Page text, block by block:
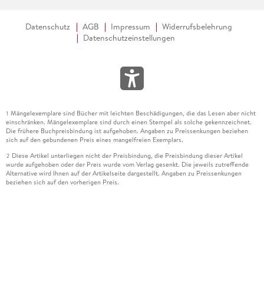
Datenschutz AGB Impressum
Widerrufsbelehrung
Datenschutzeinstellungen
1 Mängelexemplare sind Bücher mit leichten Beschädigungen, die das Lesen aber nicht
einschränken. Mängelexemplare sind durch einen Stempel als solche gekennzeichnet.
Die frühere Buchpreisbindung ist aufgehoben. Angaben zu Preissenkungen beziehen
sich auf den gebundenen Preis eines mangelfreien Exemplars.
2 Diese Artikel unterliegen nicht der Preisbindung, die Preisbindung dieser Artikel
wurde aufgehoben oder der Preis wurde vom Verlag gesenkt. Die jeweils zutreffende
Alternative wird Ihnen auf der Artikelseite dargestellt. Angaben zu Preissenkungen
beziehen sich auf den vorherigen Preis.